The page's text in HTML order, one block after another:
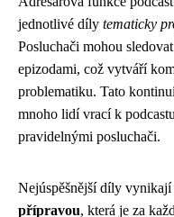
jednotlivé díly tematicky
Posluchači mohou
epizodami, což vytváří
problematiku. Tato
mnoho lidí vrací k
pravidelnými posluchači.
Nejúspěšnější díly vynikají
přípravou, která je za